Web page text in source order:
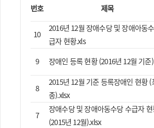
번호 제목
10
2016년 12월 장애수당 및 장애아동
급자 현황.xls
9
장애인 등록 현황 (2016년 12월 기준
8
2015년 12월 기준 등록장애인 현황 (
종).xlsx
7
장애수당 및 장애아동수당 수급자
(2015년 12월).xlsx